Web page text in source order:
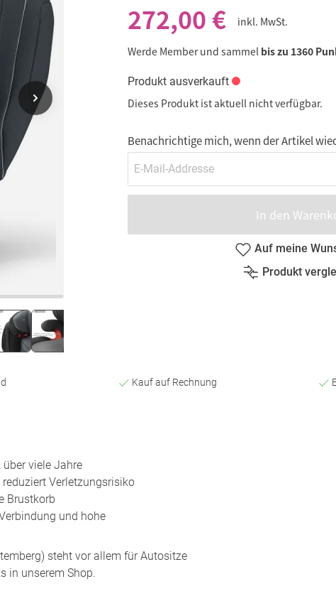
272,00 €
inkl. MwSt.
Werde Member und sammel bis zu 1360
Produkt ausverkauft
Dieses Produkt ist aktuell nicht verfügbar.
Benachrichtige mich, wenn der Artikel
In den
Auf meine
Produkt
Kauf auf Rechnung
viele Jahre
Verletzungsrisiko
Brustkorb
und hohe
steht vor allem für Autositze
in unserem Shop.